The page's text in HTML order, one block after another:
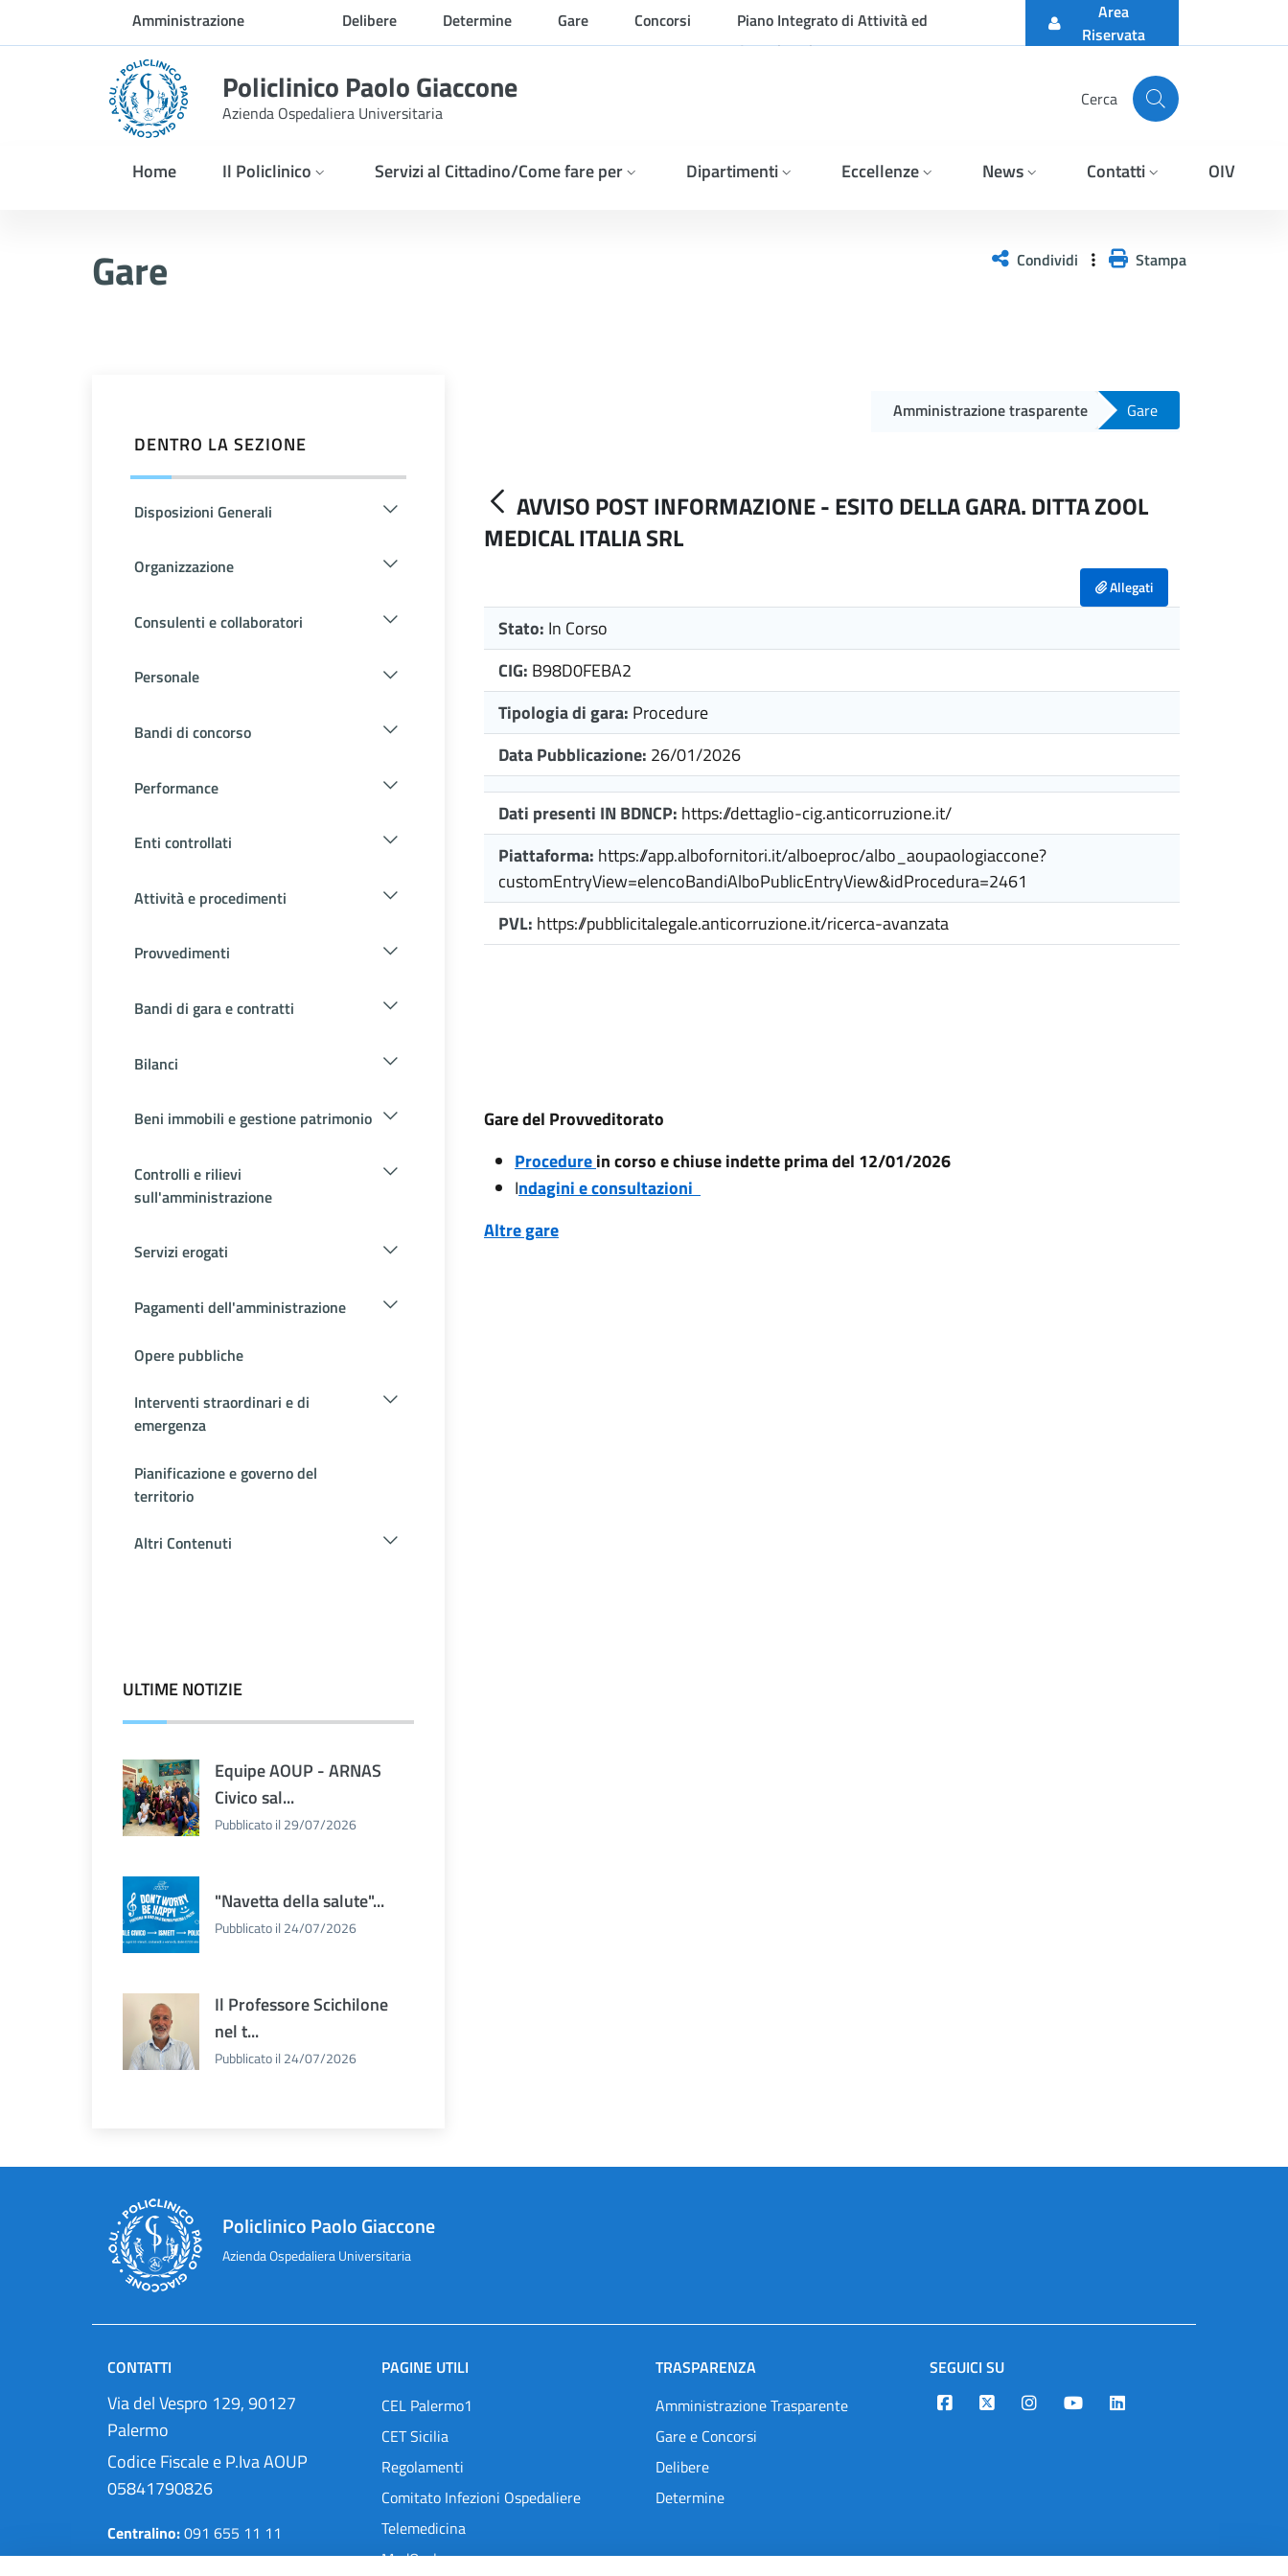
Skip to Main ContentAmministrazione
trasparente
Delibere Determine Gare Concorsi
Piano Integrato di Attività ed
Organizzazione
Area
Riservata
Policlinico Paolo Giaccone
Azienda Ospedaliera Universitaria
Cerca
Home Il Policlinico Servizi al Cittadino/Come fare per Dipartimenti Eccellenze News Contatti OIV
Gare Condividi Stampa
DENTRO LA SEZIONE
Disposizioni Generali
Organizzazione
Consulenti e collaboratori
Personale
Bandi di concorso
Performance
Enti controllati
Attività e procedimenti
Provvedimenti
Bandi di gara e contratti
Bilanci
Beni immobili e gestione patrimonio
Controlli e rilievi
sull'amministrazione
Servizi erogati
Pagamenti dell'amministrazione
Opere pubbliche
Interventi straordinari e di
emergenza
Pianificazione e governo del
territorio
Altri Contenuti
ULTIME NOTIZIE
Equipe AOUP - ARNAS
Civico sal...
Pubblicato il 29/07/2026
"Navetta della salute"...
Pubblicato il 24/07/2026
Il Professore Scichilone
nel t...
Pubblicato il 24/07/2026
Amministrazione trasparente Gare
AVVISO POST INFORMAZIONE - ESITO DELLA GARA. DITTA ZOOL
MEDICAL ITALIA SRL
Allegati
Stato: In Corso
CIG: B98D0FEBA2
Tipologia di gara: Procedure
Data Pubblicazione: 26/01/2026
Dati presenti IN BDNCP: https://dettaglio-cig.anticorruzione.it/
Piattaforma: https://app.albofornitori.it/alboeproc/albo_aoupaologiaccone?
customEntryView=elencoBandiAlboPublicEntryView&idProcedura=2461
PVL: https://pubblicitalegale.anticorruzione.it/ricerca-avanzata
Gare del Provveditorato
Procedurein corso e chiuse indette prima del 12/01/2026
Indagini e consultazioni
Altre gare
Policlinico Paolo Giaccone
Azienda Ospedaliera Universitaria
CONTATTI
Via del Vespro 129, 90127
Palermo
Codice Fiscale e P.Iva AOUP
05841790826
Centralino:091 655 11 11
Pec:protocollo@cert.policlinico.pa.it
PAGINE UTILI
CEL Palermo1
CET Sicilia
Regolamenti
Comitato Infezioni Ospedaliere
Telemedicina
MedOral
TRASPARENZA
Amministrazione Trasparente
Gare e Concorsi
Delibere
Determine
SEGUICI SU
Designers Italia
TwitterInstagramYoutubeLinkedin